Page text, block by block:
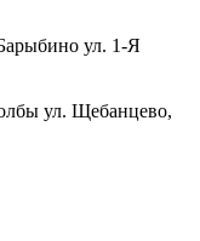
ул. 1-Я
ул. Щебанцево,